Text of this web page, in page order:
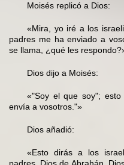
Moisés replicó a Dios:
«Mira, yo iré a los
padres me ha enviado a
se llama, ¿qué les
Dios dijo a Moisés:
«"Soy el que soy";
envía a vosotros."»
Dios añadió:
«Esto dirás a los